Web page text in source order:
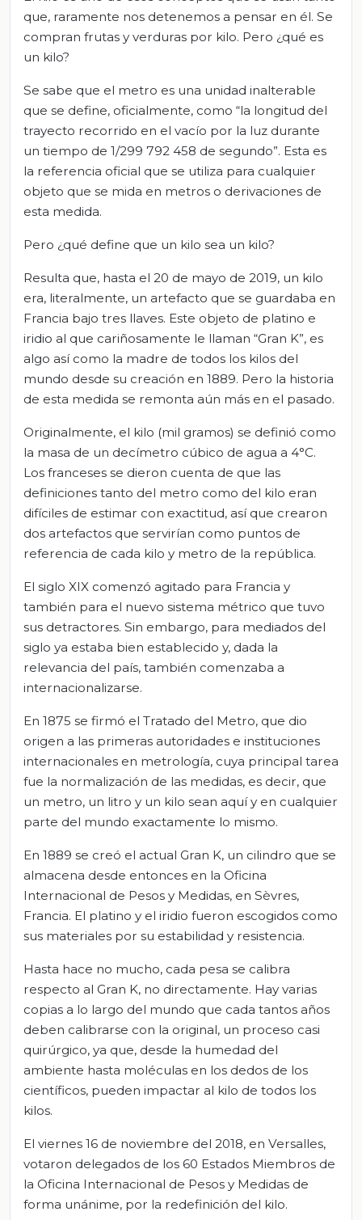
que, raramente nos detenemos a pensar en él. Se
compran frutas y verduras por kilo. Pero ¿qué es
un kilo?
Se sabe que el metro es una unidad inalterable
que se define, oficialmente, como “la longitud del
trayecto recorrido en el vacío por la luz durante
un tiempo de 1/299 792 458 de segundo”. Esta es
la referencia oficial que se utiliza para cualquier
objeto que se mida en metros o derivaciones de
esta medida.
Pero ¿qué define que un kilo sea un kilo?
Resulta que, hasta el 20 de mayo de 2019, un kilo
era, literalmente, un artefacto que se guardaba en
Francia bajo tres llaves. Este objeto de platino e
iridio al que cariñosamente le llaman “Gran K”, es
algo así como la madre de todos los kilos del
mundo desde su creación en 1889. Pero la historia
de esta medida se remonta aún más en el pasado.
Originalmente, el kilo (mil gramos) se definió como
la masa de un decímetro cúbico de agua a 4°C.
Los franceses se dieron cuenta de que las
definiciones tanto del metro como del kilo eran
difíciles de estimar con exactitud, así que crearon
dos artefactos que servirían como puntos de
referencia de cada kilo y metro de la república.
El siglo XIX comenzó agitado para Francia y
también para el nuevo sistema métrico que tuvo
sus detractores. Sin embargo, para mediados del
siglo ya estaba bien establecido y, dada la
relevancia del país, también comenzaba a
internacionalizarse.
En 1875 se firmó el Tratado del Metro, que dio
origen a las primeras autoridades e instituciones
internacionales en metrología, cuya principal tarea
fue la normalización de las medidas, es decir, que
un metro, un litro y un kilo sean aquí y en cualquier
parte del mundo exactamente lo mismo.
En 1889 se creó el actual Gran K, un cilindro que se
almacena desde entonces en la Oficina
Internacional de Pesos y Medidas, en Sèvres,
Francia. El platino y el iridio fueron escogidos como
sus materiales por su estabilidad y resistencia.
Hasta hace no mucho, cada pesa se calibra
respecto al Gran K, no directamente. Hay varias
copias a lo largo del mundo que cada tantos años
deben calibrarse con la original, un proceso casi
quirúrgico, ya que, desde la humedad del
ambiente hasta moléculas en los dedos de los
científicos, pueden impactar al kilo de todos los
kilos.
El viernes 16 de noviembre del 2018, en Versalles,
votaron delegados de los 60 Estados Miembros de
la Oficina Internacional de Pesos y Medidas de
forma unánime, por la redefinición del kilo.